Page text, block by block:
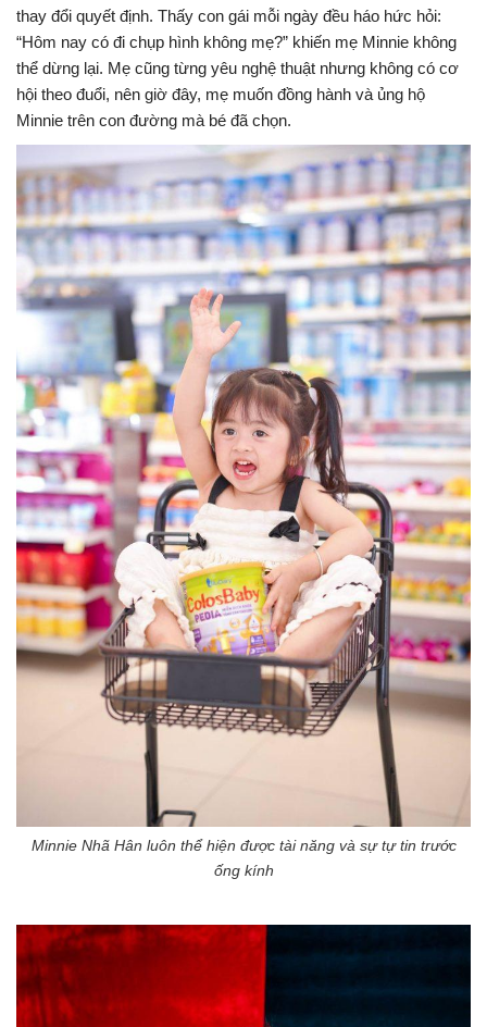
thay đổi quyết định. Thấy con gái mỗi ngày đều háo hức hỏi:
“Hôm nay có đi chụp hình không mẹ?” khiến mẹ Minnie không
thể dừng lại. Mẹ cũng từng yêu nghệ thuật nhưng không có cơ
hội theo đuổi, nên giờ đây, mẹ muốn đồng hành và ủng hộ
Minnie trên con đường mà bé đã chọn.
Minnie Nhã Hân luôn thể hiện được tài năng và sự tự tin trước
ống kính